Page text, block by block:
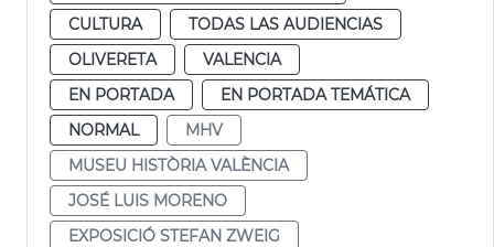
CULTURA
TODAS LAS AUDIENCIAS
OLIVERETA
VALENCIA
EN PORTADA
EN PORTADA TEMÁTICA
NORMAL
MHV
MUSEU HISTÒRIA VALÈNCIA
JOSÉ LUIS MORENO
EXPOSICIÓ STEFAN ZWEIG